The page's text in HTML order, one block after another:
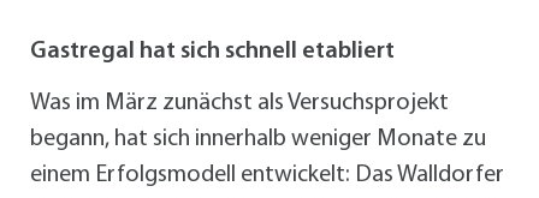
Gastregal hat sich schnell etabliert
Was im März zunächst als Versuchsprojekt
begann, hat sich innerhalb weniger Monate zu
einem Erfolgsmodell entwickelt: Das Walldorfer